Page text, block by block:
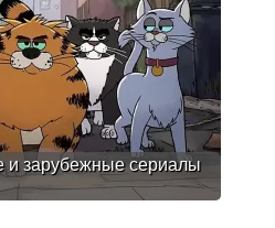
и зарубежные сериалы